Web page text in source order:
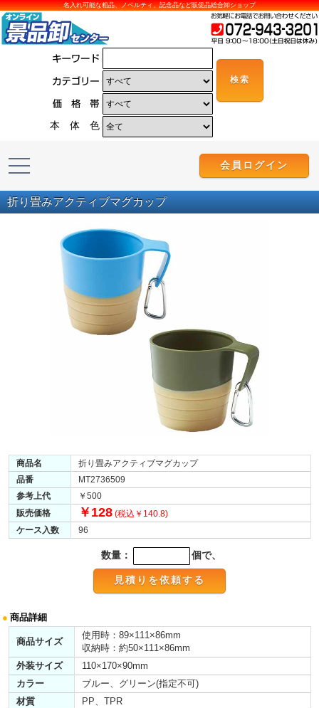
名入れ可能な粗品、ノベルティ、記念品など販促品総合卸ショップ
本 体 色
会員ログイン
折り畳みアクティブマグカップ
商品名
折り畳みアクティブマグカップ
品番
MT2736509
参考上代
￥500
販売価格
￥128 (税込￥140.8)
ケース入数
96
数量： 個で、
● 商品詳細
商品サイズ
使用時：89×111×86mm
収納時：約50×111×86mm
外装サイズ
110×170×90mm
カラー
ブルー、グリーン(指定不可)
材質
PP、TPR